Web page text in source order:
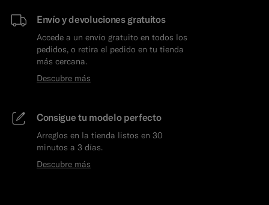
Envío y devoluciones gratuitos
Accede a un envío gratuito en todos los
pedidos, o retira el pedido en tu tienda
más cercana.
Descubre más
Consigue tu modelo perfecto
Arreglos en la tienda listos en 30
minutos a 3 días.
Descubre más